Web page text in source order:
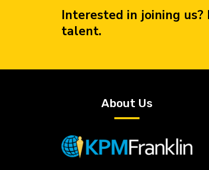
Interested in joining
talent.
About Us